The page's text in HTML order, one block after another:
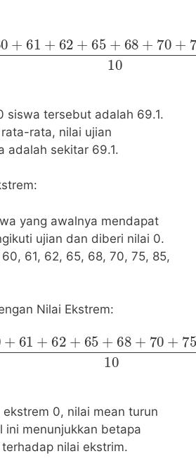
61 +62 +65 + 68 + 70+ 75+
+9010 =69.1
siswa tersebut adalah 69.1.
rata, nilai ujian
adalah sekitar 69.1.
yang awalnya mendapat
ujian dan diberi nilai 0.
61, 62, 65, 68, 70, 75, 85,
Nilai Ekstrem:
61 +62 +65 + 68 + 70+ 75+
+ 9010 =63.6
0, nilai mean turun
ini menunjukkan betapa
nilai ekstrim.